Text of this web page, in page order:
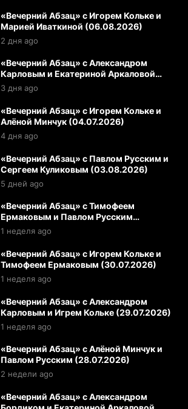
«Вечерний Абзац» с Игорем Кольке и
Марией Иваткиной (06.08.2026)
2 дня ago
«Вечерний Абзац» с Александром
Карловым и Екатериной Аркаловой
(05.08.2026)
3 дня ago
«Вечерний Абзац» с Игорем Кольке и
Алёной Минчук (04.07.2026)
4 дня ago
«Вечерний Абзац» с Павлом Русским и
Сергеем Куликовым (03.08.2026)
5 дней ago
«Вечерний Абзац» с Тимофеем
Ермаковым и Павлом Русским
(31.07.2026)
1 неделя ago
«Вечерний Абзац» с Игорем Кольке и
Тимофеем Ермаковым (30.07.2026)
1 неделя ago
«Вечерний Абзац» с Александром
Карловым и Игрем Кольке (29.07.2026)
1 неделя ago
«Вечерний Абзац» с Алёной Минчук и
Павлом Русским (28.07.2026)
2 недели ago
«Вечерний Абзац» с Александром